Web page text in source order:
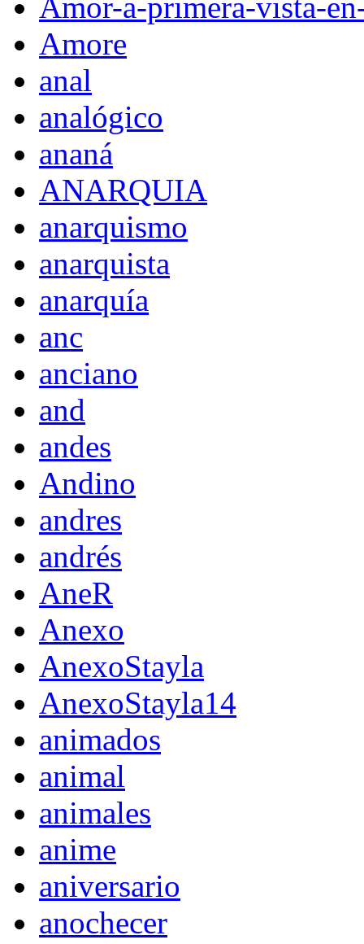
Amor-a-primera-vista-
Amore
anal
analógico
ananá
ANARQUIA
anarquismo
anarquista
anarquía
anc
anciano
and
andes
Andino
andres
andrés
AneR
Anexo
AnexoStayla
AnexoStayla14
animados
animal
animales
anime
aniversario
anochecer